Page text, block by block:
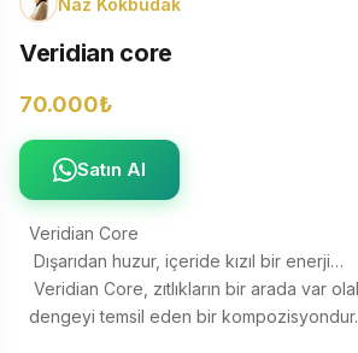
Naz Kökbudak
Veridian core
70.000₺
Satın Al
Veridian Core
dengeyi temsil eden bir kompozisyondur.